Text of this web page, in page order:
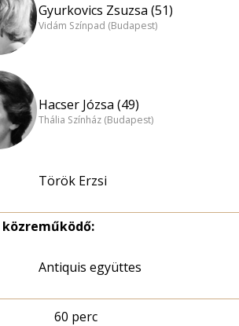
Gyurkovics Zsuzsa (51)
Vidám Színpad (Budapest)
Hacser Józsa (49)
Thália Színház (Budapest)
Török Erzsi
közreműködő:
Antiquis együttes
60 perc